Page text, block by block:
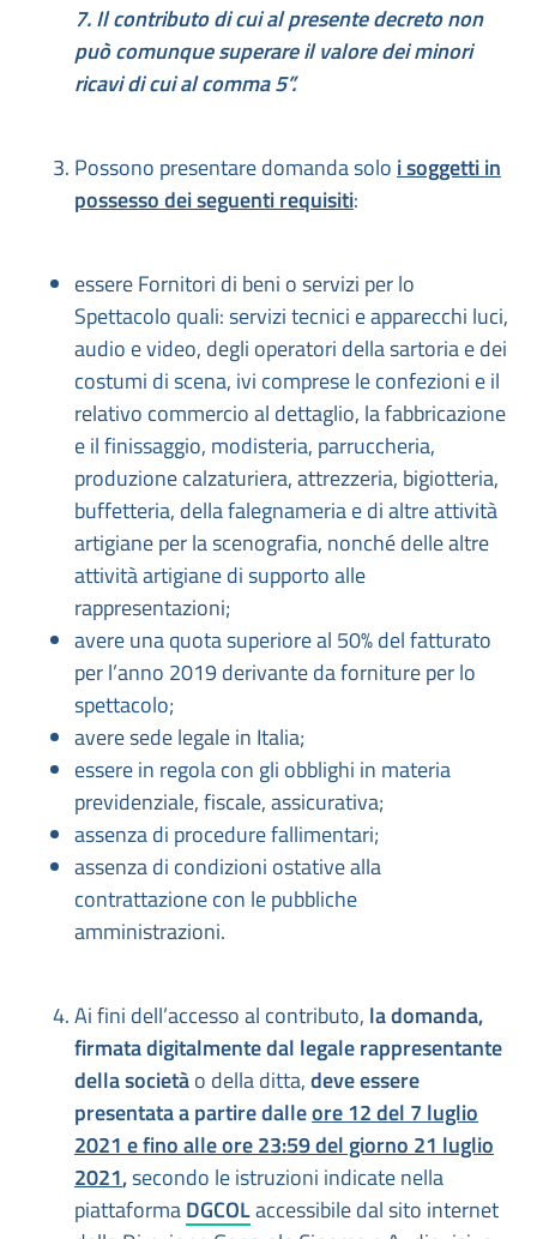
7. Il contributo di cui al presente decreto non
può comunque superare il valore dei minori
ricavi di cui al comma 5”.
Possono presentare domanda solo i soggetti in
possesso dei seguenti requisiti:
essere Fornitori di beni o servizi per lo
Spettacolo quali: servizi tecnici e apparecchi luci,
audio e video, degli operatori della sartoria e dei
costumi di scena, ivi comprese le confezioni e il
relativo commercio al dettaglio, la fabbricazione
e il finissaggio, modisteria, parruccheria,
produzione calzaturiera, attrezzeria, bigiotteria,
buffetteria, della falegnameria e di altre attività
artigiane per la scenografia, nonché delle altre
attività artigiane di supporto alle
rappresentazioni;
avere una quota superiore al 50% del fatturato
per l’anno 2019 derivante da forniture per lo
spettacolo;
avere sede legale in Italia;
essere in regola con gli obblighi in materia
previdenziale, fiscale, assicurativa;
assenza di procedure fallimentari;
assenza di condizioni ostative alla
contrattazione con le pubbliche
amministrazioni.
Ai fini dell’accesso al contributo, la domanda,
firmata digitalmente dal legale rappresentante
della societào della ditta,deve essere
presentata a partire dalleore 12 del 7 luglio
2021 e fino alle ore 23:59 del giorno 21 luglio
2021,secondo le istruzioni indicate nella
piattaformaDGCOLaccessibile dal sito internet